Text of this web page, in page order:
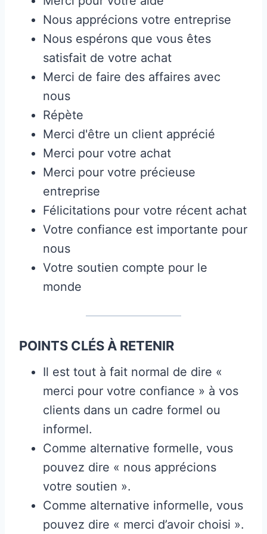
Nous apprécions votre entreprise
Nous espérons que vous êtes
satisfait de votre achat
Merci de faire des affaires avec
nous
Répète
Merci d'être un client apprécié
Merci pour votre achat
Merci pour votre précieuse
entreprise
Félicitations pour votre récent achat
Votre confiance est importante pour
nous
Votre soutien compte pour le
monde
POINTS CLÉS À RETENIR
Il est tout à fait normal de dire «
merci pour votre confiance » à vos
clients dans un cadre formel ou
informel.
Comme alternative formelle, vous
pouvez dire « nous apprécions
votre soutien ».
Comme alternative informelle, vous
pouvez dire « merci d’avoir choisi ».